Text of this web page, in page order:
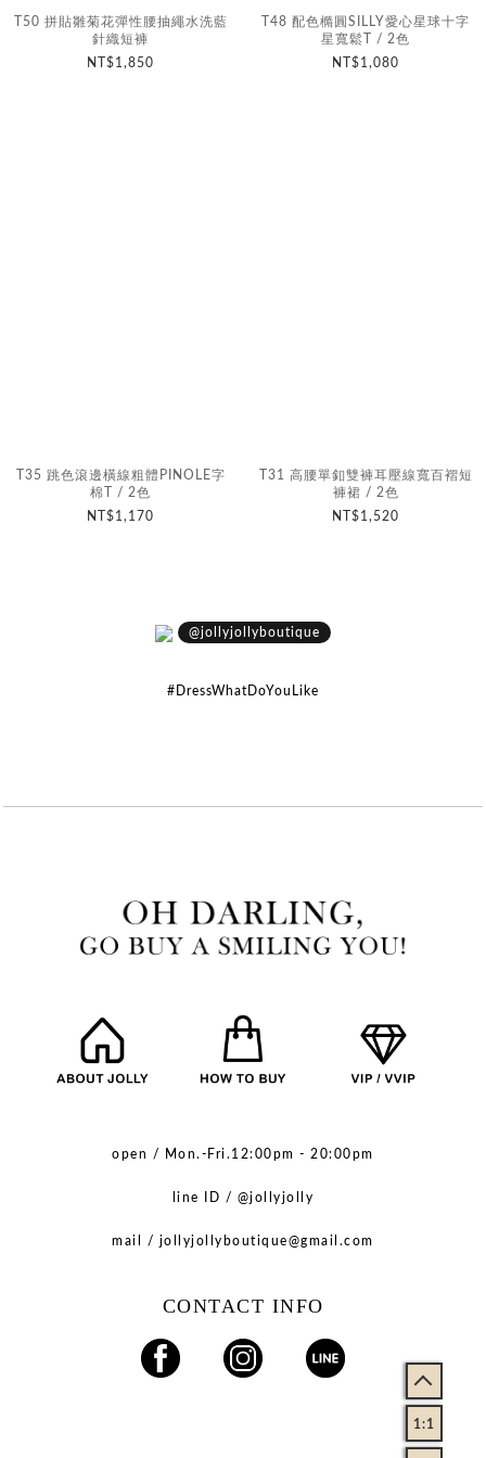
T50 拼貼雛菊花彈性腰抽繩水洗藍
針織短褲
NT$1,850
T48 配色橢圓SILLY愛心星球十字
星寬鬆T / 2色
NT$1,080
T35 跳色滾邊橫線粗體PINOLE字
棉T / 2色
NT$1,170
T31 高腰單釦雙褲耳壓線寬百褶短
褲裙 / 2色
NT$1,520
@jollyjollyboutique
#DressWhatDoYouLike
open / Mon.-Fri.12:00pm - 20:00pm
line ID / @jollyjolly
mail / jollyjollyboutique@gmail.com
CONTACT INFO
1:1